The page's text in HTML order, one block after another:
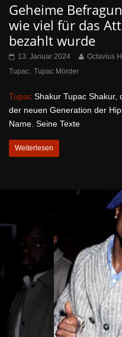
Geheime
wie viel für das
bezahlt wurde
13. Januar 2024 Octavius
Tupac, Tupac Mörder
Tupac Shakur Tupac Shakur,
der neuen Generation der
Name. Seine Texte
Weiterlesen